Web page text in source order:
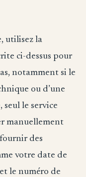
utilisez la
ci-dessus pour
notamment si le
ou d’une
le service
manuellement
des
votre date de
le numéro de